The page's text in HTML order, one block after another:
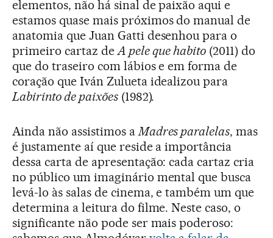
elementos, não há sinal de paixão aqui e
estamos quase mais próximos do manual de
anatomia que Juan Gatti desenhou para o
primeiro cartaz de A pele que habito (2011) do
que do traseiro com lábios e em forma de
coração que Iván Zulueta idealizou para
Labirinto de paixões(1982).
Ainda não assistimos a Madres paralelas, mas
é justamente aí que reside a importância
dessa carta de apresentação: cada cartaz cria
no público um imaginário mental que busca
levá-lo às salas de cinema, e também um que
determina a leitura do filme. Neste caso, o
significante não pode ser mais poderoso: